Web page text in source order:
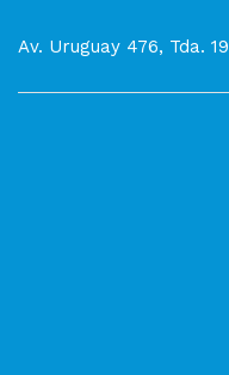
Av. Uruguay 476, Tda. 19